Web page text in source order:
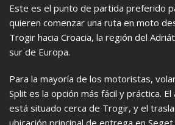
Este es el punto de partida preferido
quieren comenzar una ruta en moto
Trogir hacia Croacia, la región del
sur de Europa.
Para la mayoría de los motoristas,
Split es la opción más fácil y práctica.
está situado cerca de Trogir, y el
ubicación principal de entrega en